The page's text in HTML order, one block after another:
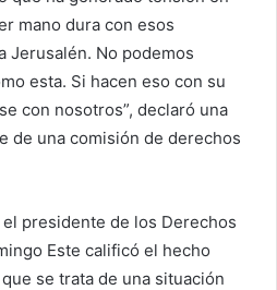
mano dura con esos
Jerusalén. No podemos
esta. Si hacen eso con su
con nosotros”, declaró una
de una comisión de derechos
presidente de los Derechos
Este calificó el hecho
se trata de una situación